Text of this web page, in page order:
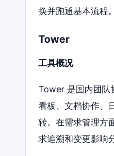
换并跑通基本流程。
Tower
工具概况
Tower 是国内团队
看板、文档协作、
转。在需求管理方
求追溯和变更影响